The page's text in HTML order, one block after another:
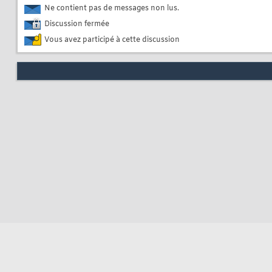
Ne contient pas de messages non lus.
Discussion fermée
Vous avez participé à cette discussion